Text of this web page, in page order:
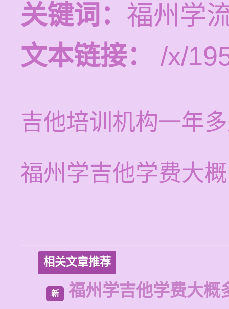
关键词： 福州学
文本链接：
/x/
吉他培训机构一年
福州学吉他学费大
相关文章推荐
新 福州学吉他学费大概